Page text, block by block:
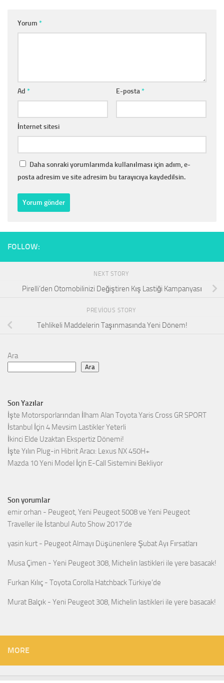
Yorum *
Ad * E-posta*
İnternet sitesi
Daha sonraki yorumlarımda kullanılması için adım, e-
posta adresim ve site adresim bu tarayıcıya kaydedilsin.
FOLLOW:
NEXT STORY
Pirelli’den Otomobilinizi Değiştiren Kış Lastiği Kampanyası
PREVIOUS STORY
Tehlikeli Maddelerin Taşınmasında Yeni Dönem!
Ara
Ara
Son Yazılar
İşte Motorsporlarından İlham Alan Toyota Yaris Cross GR SPORT
İstanbul İçin 4 Mevsim Lastikler Yeterli
İkinci Elde Uzaktan Ekspertiz Dönemi!
İşte Yılın Plug-in Hibrit Aracı: Lexus NX 450H+
Mazda 10 Yeni Model İçin E-Call Sistemini Bekliyor
Son yorumlar
emir orhan - Peugeot, Yeni Peugeot 5008 ve Yeni Peugeot
Traveller ile İstanbul Auto Show 2017’de
yasin kurt - Peugeot Almayı Düşünenlere Şubat Ayı Fırsatları
Musa Çimen - Yeni Peugeot 308, Michelin lastikleri ile yere basacak!
Furkan Kılıç - Toyota Corolla Hatchback Türkiye’de
Murat Balçık - Yeni Peugeot 308, Michelin lastikleri ile yere basacak!
MORE